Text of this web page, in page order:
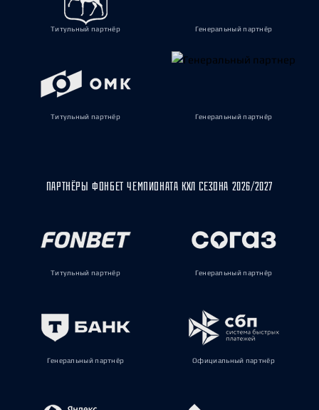
Титульный партнёр Генеральный партнёр
Титульный партнёр Генеральный партнёр
ПАРТНЁРЫ ФОНБЕТ ЧЕМПИОНАТА КХЛ СЕЗОНА 2026/2027
Титульный партнёр Генеральный партнёр
Генеральный партнёр Официальный партнёр